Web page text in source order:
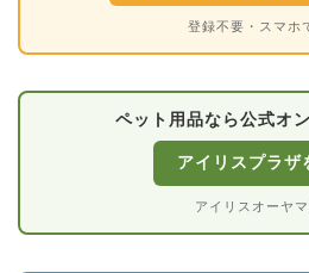
登録不要・スマホ
ペット用品なら公式オ
アイリスプラザ
アイリスオーヤ